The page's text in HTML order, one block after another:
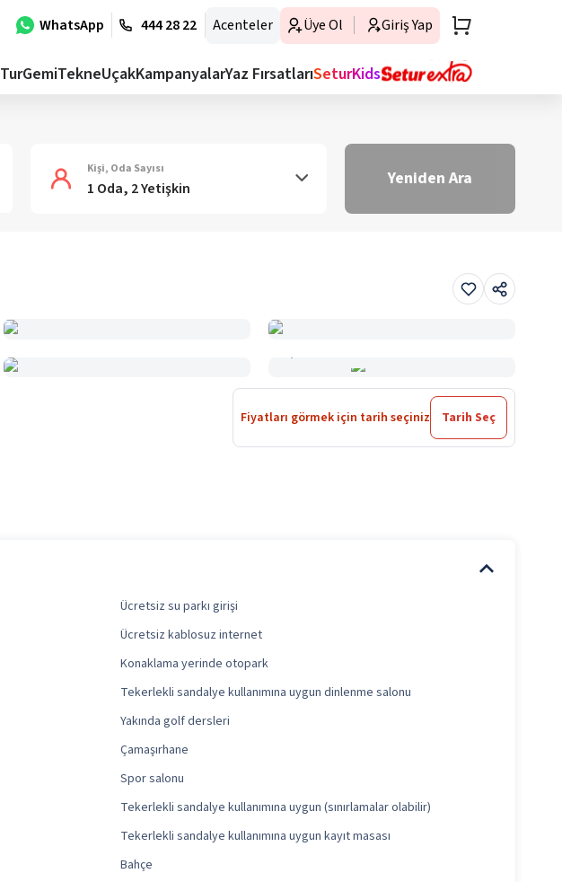
WhatsApp 444 28 22 Acenteler Üye Ol Giriş Yap
TurGemiTekneUçakKampanyalarYaz FırsatlarıSeturKids
Kişi, Oda Sayısı
1 Oda, 2 Yetişkin Yeniden Ara
Fiyatları görmek için tarih seçiniz Tarih Seç
Ücretsiz su parkı girişi
Ücretsiz kablosuz internet
Konaklama yerinde otopark
Tekerlekli sandalye kullanımına uygun dinlenme salonu
Yakında golf dersleri
Çamaşırhane
Spor salonu
Tekerlekli sandalye kullanımına uygun (sınırlamalar olabilir)
Tekerlekli sandalye kullanımına uygun kayıt masası
Bahçe